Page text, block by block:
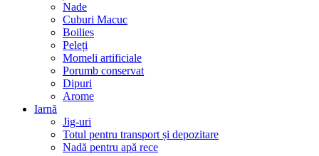
Nade
Cuburi Macuc
Boilies
Peleți
Momeli artificiale
Porumb conservat
Dipuri
Arome
Iarnă
Jig-uri
Totul pentru transport și depozitare
Nadă pentru apă rece